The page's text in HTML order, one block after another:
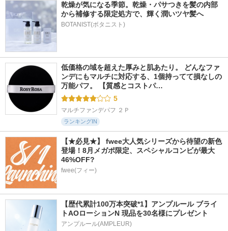
乾燥が気になる季節。乾燥・パサつきを髪の内部
から補修する限定処方で、輝く潤いツヤ髪へ
BOTANIST(ボタニスト)
低価格の域を超えた厚みと肌あたり。 どんなファ
ンデにもマルチに対応する、1個持ってて損なしの
万能パフ。 【質感とコストパ…
5
マルチファンデパフ ２Ｐ
ランキングIN
【★必見★】 fwee大人気シリーズから待望の新色
登場！8月メガポ限定、スペシャルコンビが最大
46%OFF?
fwee(フィー)
【歴代累計100万本突破*1】アンプルール ブライ
トAOローションN 現品を30名様にプレゼント
アンプルール(AMPLEUR)